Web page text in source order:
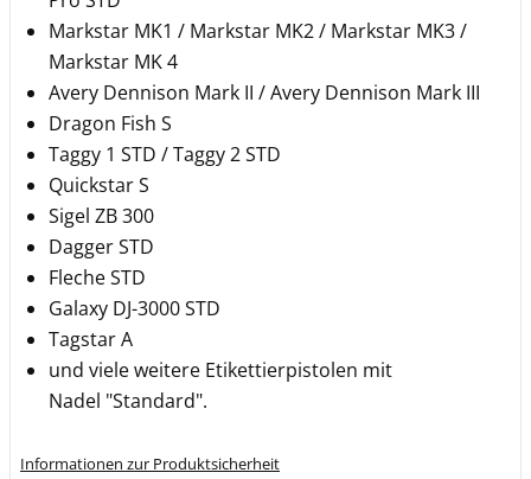
Markstar MK1 / Markstar MK2 / Markstar MK3 /
Markstar MK 4
Avery Dennison Mark II / Avery Dennison Mark III
Dragon Fish S
Taggy 1 STD / Taggy 2 STD
Quickstar S
Sigel ZB 300
Dagger STD
Fleche STD
Galaxy DJ-3000 STD
Tagstar A
und viele weitere Etikettierpistolen mit
Nadel "Standard".
Informationen zur Produktsicherheit